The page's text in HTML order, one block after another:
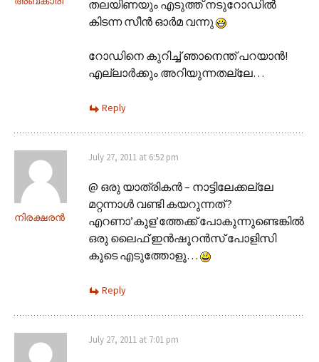
തലയിണയും എടുത്ത് നടുറോഡിൽ
കിടന്ന സീൻ ഓർമ വന്നു
റോഡിനെ കുറിച്ച് ഞാനെന്ത് പറയാൻ!
എല്ലാർക്കും അറിയുന്നതല്ലേ…
Reply
നിരക്ഷരൻ
July 27, 2011 at 6:52 pm
@ ഒരു യാത്രികന്‍ – നാട്ടിലേക്കല്ലേ
മറ്റന്നാൾ വണ്ടി കയറുന്നത് ?
എറണാ’കുള’ത്തേക്ക് പോകുന്നുണ്ടെങ്കിൽ
ഒരു ലൈഫ് ഇൻഷൂറൻസ് പോളിസി
കൂടെ എടുത്തോളൂ…
Reply
July 27, 2011 at 7:01 pm